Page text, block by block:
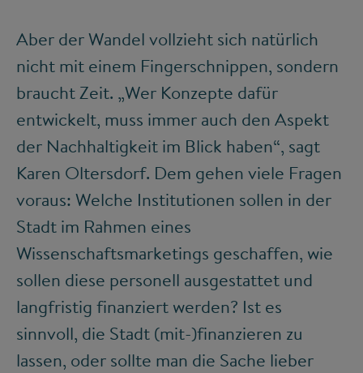
Aber der Wandel vollzieht sich natürlich
nicht mit einem Fingerschnippen, sondern
braucht Zeit. „Wer Konzepte dafür
entwickelt, muss immer auch den Aspekt
der Nachhaltigkeit im Blick haben“, sagt
Karen Oltersdorf. Dem gehen viele Fragen
voraus: Welche Institutionen sollen in der
Stadt im Rahmen eines
Wissenschaftsmarketings geschaffen, wie
sollen diese personell ausgestattet und
langfristig finanziert werden? Ist es
sinnvoll, die Stadt (mit-)finanzieren zu
lassen, oder sollte man die Sache lieber